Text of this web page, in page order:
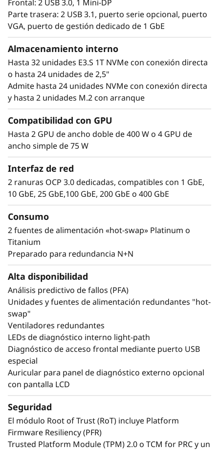
Rendimiento extremo
en unas dimensiones
reducidas
hasta 344 núcleos de CPU y ofrece un 33% más
de ancho de banda de memoria* con la más
reciente memoria DDR5. La nueva tecnología
PCIe Gen5 elimina los cuellos de botella desde
NVMe. SR850 V4 tres ranuras PCIe de 5ª
generación más*. Admite hasta dos GPU de
tamaño completo y calidad empresarial y las
32 unidades NVMe E3.S 1T o 24 de 2,5” con
conexión directa proporcionan a su
organización tecnologías capaces de crear el
excepcional rendimiento y valor que exigen las
cargas de trabajo de nivel empresarial.
*En comparación con el ThinkSystem SR850 V3
Frontal: 2 USB 3.0, 1 Mini-DP
Parte trasera: 2 USB 3.1, puerto serie opcional, puerto
VGA, puerto de gestión dedicado de 1 GbE
Almacenamiento interno
Hasta 32 unidades E3.S 1T NVMe con conexión directa
o hasta 24 unidades de 2,5"
Admite hasta 24 unidades NVMe con conexión directa
y hasta 2 unidades M.2 con arranque
Compatibilidad con GPU
Hasta 2 GPU de ancho doble de 400 W o 4 GPU de
ancho simple de 75 W
Interfaz de red
2 ranuras OCP 3.0 dedicadas, compatibles con 1 GbE,
10 GbE, 25 GbE,100 GbE, 200 GbE o 400 GbE
Consumo
2 fuentes de alimentación «hot-swap» Platinum o
Titanium
Preparado para redundancia N+N
Alta disponibilidad
Análisis predictivo de fallos (PFA)
Unidades y fuentes de alimentación redundantes "hot-
swap"
Ventiladores redundantes
LEDs de diagnóstico interno light-path
Diagnóstico de acceso frontal mediante puerto USB
especial
Auricular para panel de diagnóstico externo opcional
con pantalla LCD
Seguridad
El módulo Root of Trust (RoT) incluye Platform
Firmware Resiliency (PFR)
Trusted Platform Module (TPM) 2.0 o TCM for PRC y un